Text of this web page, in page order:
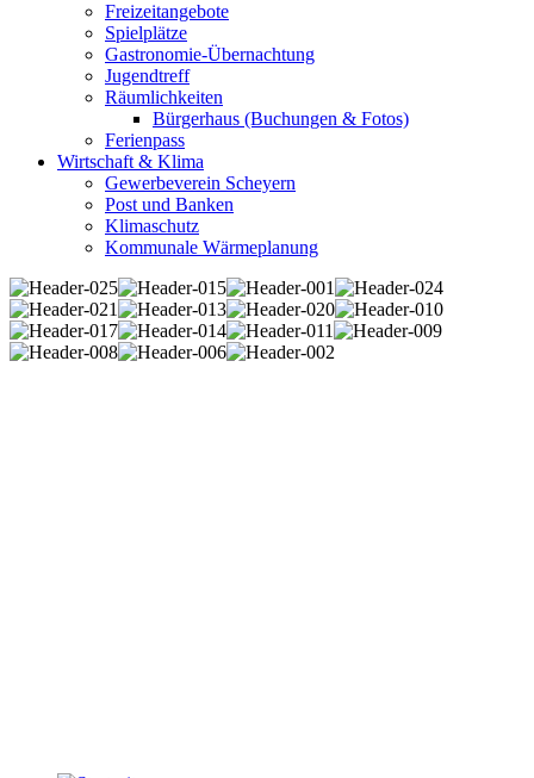
Freizeitangebote
Spielplätze
Gastronomie-Übernachtung
Jugendtreff
Räumlichkeiten
Bürgerhaus (Buchungen & Fotos)
Ferienpass
Wirtschaft & Klima
Gewerbeverein Scheyern
Post und Banken
Klimaschutz
Kommunale Wärmeplanung